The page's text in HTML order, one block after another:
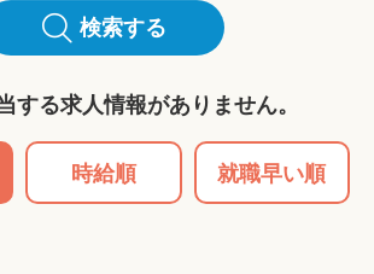
検索する
する求人情報がありません。
時給順 就職早い順